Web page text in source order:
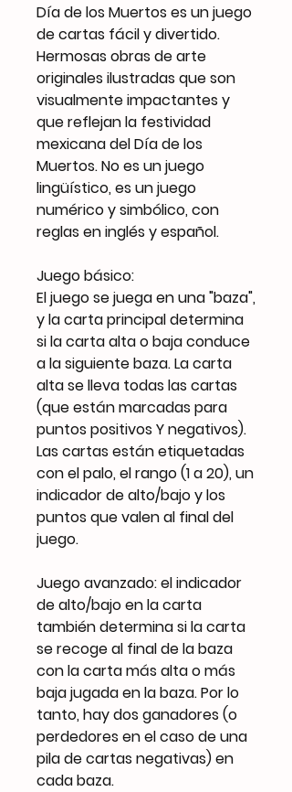
Día de los Muertos es un juego
de cartas fácil y divertido.
Hermosas obras de arte
originales ilustradas que son
visualmente impactantes y
que reflejan la festividad
mexicana del Día de los
Muertos. No es un juego
lingüístico, es un juego
numérico y simbólico, con
reglas en inglés y español.
Juego básico:
El juego se juega en una "baza",
y la carta principal determina
si la carta alta o baja conduce
a la siguiente baza. La carta
alta se lleva todas las cartas
(que están marcadas para
puntos positivos Y negativos).
Las cartas están etiquetadas
con el palo, el rango (1 a 20), un
indicador de alto/bajo y los
puntos que valen al final del
juego.
Juego avanzado: el indicador
de alto/bajo en la carta
también determina si la carta
se recoge al final de la baza
con la carta más alta o más
baja jugada en la baza. Por lo
tanto, hay dos ganadores (o
perdedores en el caso de una
pila de cartas negativas) en
cada baza.